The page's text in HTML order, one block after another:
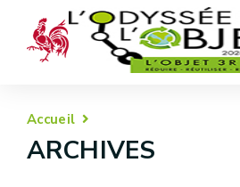
Accueil
ARCHIVES